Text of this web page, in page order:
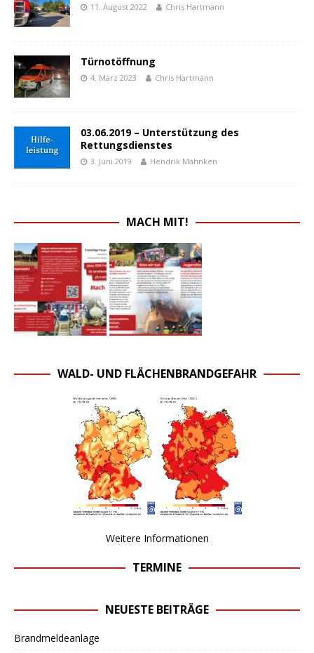
11. August 2022 Chris Hartmann
Türnotöffnung
4. März 2023 Chris Hartmann
03.06.2019 – Unterstützung des
Rettungsdienstes
3. Juni 2019 Hendrik Mahnken
MACH MIT!
WALD- UND FLÄCHENBRANDGEFAHR
Weitere Informationen
TERMINE
NEUESTE BEITRÄGE
Brandmeldeanlage